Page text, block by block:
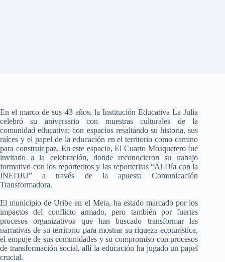
En el marco de sus 43 años, la Institución Educativa La Julia
celebró su aniversario con muestras culturales de la
comunidad educativa; con espacios resaltando su historia, sus
raíces y el papel de la educación en el territorio como camino
para construir paz. En este espacio, El Cuarto Mosquetero fue
invitado a la celebración, donde reconocieron su trabajo
formativo con los reporteritos y las reporteritas “Al Día con la
INEDJU” a través de la apuesta Comunicación
Transformadora.
El municipio de Uribe en el Meta, ha estado marcado por los
impactos del conflicto armado, pero también por fuertes
procesos organizativos que han buscado transformar las
narrativas de su territorio para mostrar su riqueza ecoturística,
el empuje de sus comunidades y su compromiso con procesos
de transformación social, allí la educación ha jugado un papel
crucial.